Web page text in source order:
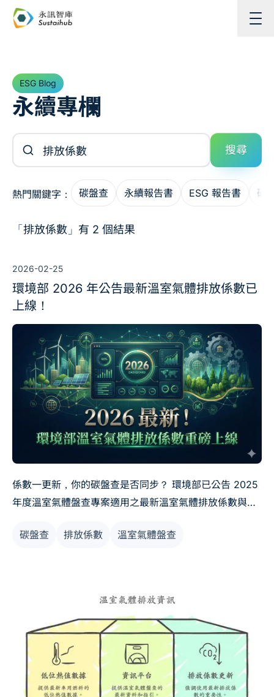
跳至主內容
ESG Blog
永續專欄
搜尋文章
搜尋
熱門關鍵字： 碳盤查 永續報告書 ESG 報告書 碳
「排放係數」有 2 個結果
2026-02-25
環境部 2026 年公告最新溫室氣體排放係數已
上線！
係數一更新，你的碳盤查是否同步？ 環境部已公告 2025
年度溫室氣體盤查專案適用之最新溫室氣體排放係數與平
系統性偏差，不僅影響內部減碳績效評估，更可能在查證
碳盤查 排放係數 溫室氣體盤查